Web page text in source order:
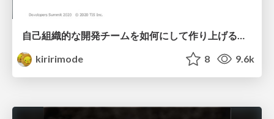
自己組織的な開発チームを如何にして作り上げるか / how to build self-organizing team
kiririmode
8 9.6k